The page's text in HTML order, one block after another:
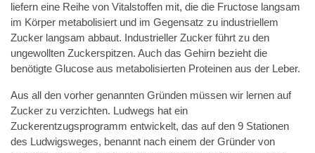
liefern eine Reihe von Vitalstoffen mit, die die Fructose langsam
im Körper metabolisiert und im Gegensatz zu industriellem
Zucker langsam abbaut. Industrieller Zucker führt zu den
ungewollten Zuckerspitzen. Auch das Gehirn bezieht die
benötigte Glucose aus metabolisierten Proteinen aus der Leber.
Aus all den vorher genannten Gründen müssen wir lernen auf
Zucker zu verzichten. Ludwegs hat ein
Zuckerentzugsprogramm entwickelt, das auf den 9 Stationen
des Ludwigsweges, benannt nach einem der Gründer von